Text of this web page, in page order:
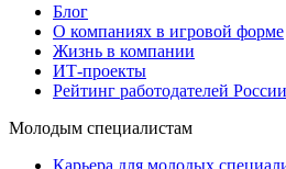
Блог
О компаниях в игровой форме
Жизнь в компании
ИТ-проекты
Рейтинг работодателей России
Молодым специалистам
Карьера для молодых